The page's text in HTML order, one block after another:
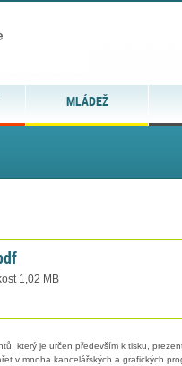
MLÁDEŽ
1,02 MB
který je určen především k tisku,
v mnoha kancelářských a grafických